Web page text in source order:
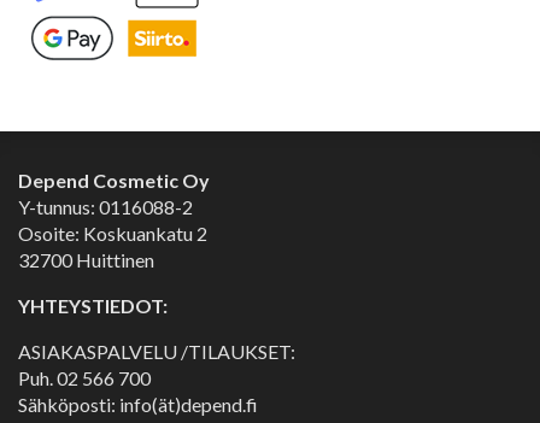
Depend Cosmetic Oy
Y-tunnus: 0116088-2
Osoite: Koskuankatu 2
32700 Huittinen
YHTEYSTIEDOT:
ASIAKASPALVELU /TILAUKSET:
Puh.02 566 700
Sähköposti: info(ät)depend.fi